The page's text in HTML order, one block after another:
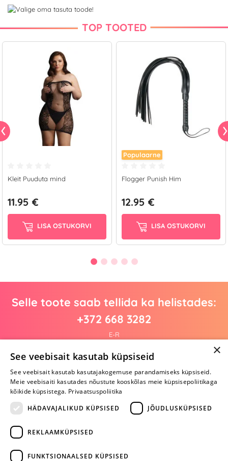
TOP TOOTED
Kleit Puuduta mind
11.95 €
LISA OSTUKORVI
Populaarne
Flogger Punish Him
12.95 €
LISA OSTUKORVI
Selle toote saab tellida ka helistades:
+372 668 3282
E-R
Arvustusi veel pole
Ole esimene!
Kirjuta arvustus ja SAA KINGITUS!
×
See veebisait kasutab küpsiseid
See veebisait kasutab kasutajakogemuse parandamiseks küpsiseid.
Meie veebisaiti kasutades nõustute kooskõlas meie küpsisepoliitikaga
kõikide küpsistega. Privaatsuspoliitika
HÄDAVAJALIKUD KÜPSISED
JÕUDLUSKÜPSISED
REKLAAMKÜPSISED
FUNKTSIONAALSED KÜPSISED